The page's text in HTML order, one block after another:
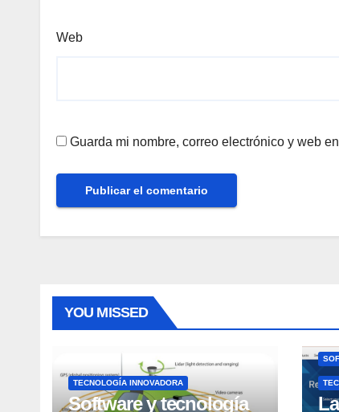
Web
Guarda mi nombre, correo electrónico y web
YOU MISSED
TECNOLOGÍA INNOVADORA
Software y tecnología